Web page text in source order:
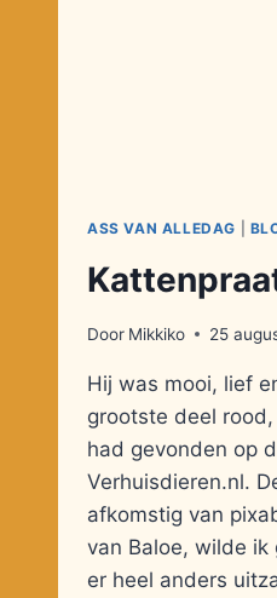
ASS VAN ALLEDAG
Door Mikkiko 25
Hij was mooi, lief
grootste deel
had gevonden op
Verhuisdieren.nl.
afkomstig van
van Baloe, wilde ik
er heel anders